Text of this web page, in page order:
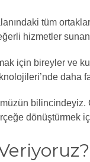
tüm
hizmetler sunan
için bireyler ve
daha
bilincindeyiz.
dönüştürmek